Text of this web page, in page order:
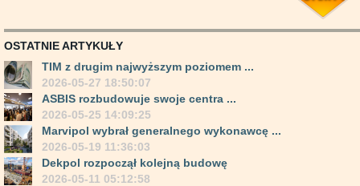
OSTATNIE ARTYKUŁY
TIM z drugim najwyższym poziomem ...
2026-05-27 18:50:07
ASBIS rozbudowuje swoje centra ...
2026-05-25 14:09:25
Marvipol wybrał generalnego wykonawcę ...
2026-05-19 11:36:03
Dekpol rozpoczął kolejną budowę
2026-05-11 05:12:58